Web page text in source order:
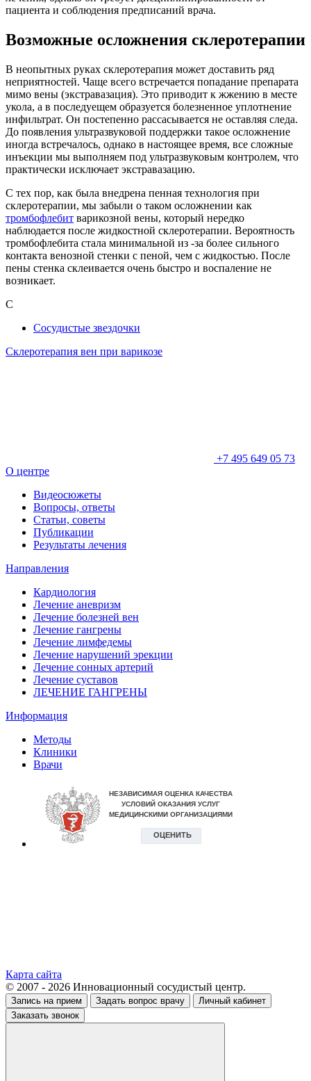
пациента и соблюдения предписаний врача.
Возможные осложнения склеротерапии
В неопытных руках склеротерапия может доставить ряд
неприятностей. Чаще всего встречается попадание препарата
мимо вены (экстравазация). Это приводит к жжению в месте
укола, а в последуещем образуется болезненное уплотнение
инфильтрат. Он постепенно рассасывается не оставляя следа.
До появления ультразвуковой поддержки такое осложнение
иногда встречалось, однако в настоящее время, все сложные
инъекции мы выполняем под ультразвуковым контролем, что
практически исключает экстравазацию.
С тех пор, как была внедрена пенная технология при
склеротерапии, мы забыли о таком осложнении как
тромбофлебит варикозной вены, который нередко
наблюдается после жидкостной склеротерапии. Вероятность
тромбофлебита стала минимальной из -за более сильного
контакта венозной стенки с пеной, чем с жидкостью. После
пены стенка склеивается очень быстро и воспаление не
возникает.
С
Сосудистые звездочки
Склеротерапия вен при варикозе
+7 495 649 05 73
О центре
Видеосюжеты
Вопросы, ответы
Статьи, советы
Публикации
Результаты лечения
Направления
Кардиология
Лечение аневризм
Лечение болезней вен
Лечение гангрены
Лечение лимфедемы
Лечение нарушений эрекции
Лечение сонных артерий
Лечение суставов
ЛЕЧЕНИЕ ГАНГРЕНЫ
Информация
Методы
Клиники
Врачи
Карта сайта
© 2007 - 2026 Инновационный сосудистый центр.
Запись на прием Задать вопрос врачу
Личный кабинет
Заказать звонок